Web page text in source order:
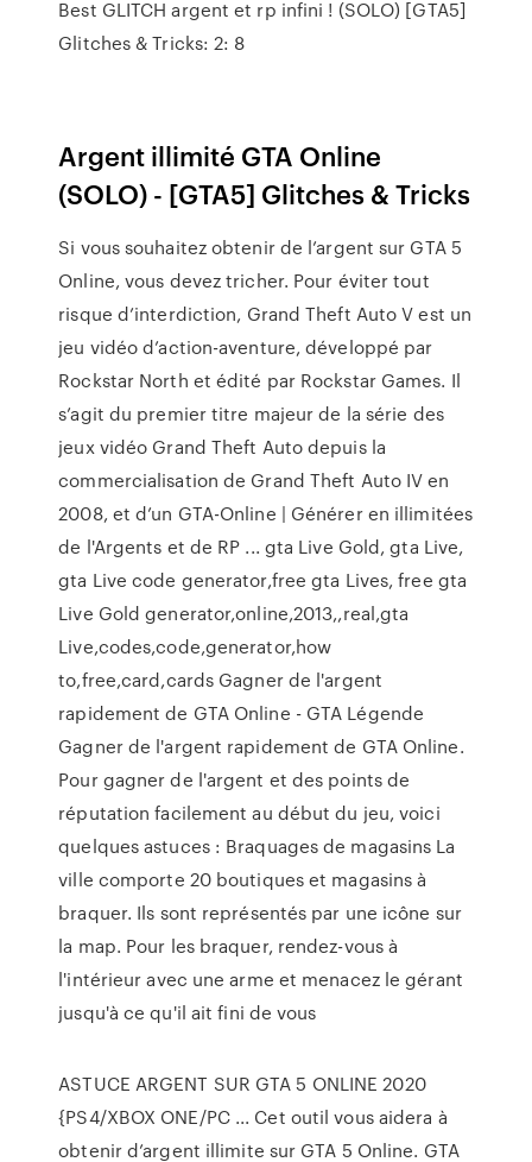
Best GLITCH argent et rp infini ! (SOLO) [GTA5]
Glitches & Tricks: 2: 8
Argent illimité GTA Online
(SOLO) - [GTA5] Glitches & Tricks
Si vous souhaitez obtenir de l’argent sur GTA 5
Online, vous devez tricher. Pour éviter tout
risque d’interdiction, Grand Theft Auto V est un
jeu vidéo d’action-aventure, développé par
Rockstar North et édité par Rockstar Games. Il
s’agit du premier titre majeur de la série des
jeux vidéo Grand Theft Auto depuis la
commercialisation de Grand Theft Auto IV en
2008, et d’un GTA-Online | Générer en illimitées
de l'Argents et de RP ... gta Live Gold, gta Live,
gta Live code generator,free gta Lives, free gta
Live Gold generator,online,2013,,real,gta
Live,codes,code,generator,how
to,free,card,cards Gagner de l'argent
rapidement de GTA Online - GTA Légende
Gagner de l'argent rapidement de GTA Online.
Pour gagner de l'argent et des points de
réputation facilement au début du jeu, voici
quelques astuces : Braquages de magasins La
ville comporte 20 boutiques et magasins à
braquer. Ils sont représentés par une icône sur
la map. Pour les braquer, rendez-vous à
l'intérieur avec une arme et menacez le gérant
jusqu'à ce qu'il ait fini de vous
ASTUCE ARGENT SUR GTA 5 ONLINE 2020
{PS4/XBOX ONE/PC ... Cet outil vous aidera à
obtenir d’argent illimite sur GTA 5 Online. GTA